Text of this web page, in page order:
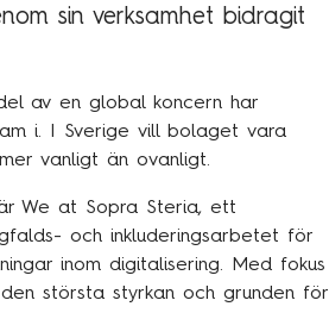
sin verksamhet bidragit
av en global koncern har
i. I Sverige vill bolaget vara
vanligt än ovanligt.
We at Sopra Steria, ett
och inkluderingsarbetet för
inom digitalisering. Med fokus
största styrkan och grunden för